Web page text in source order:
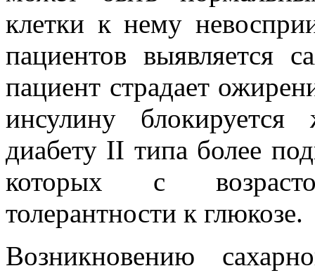
клетки к нему
пациентов выявляется
пациент страдает
инсулину
диабету II типа более
которых с
толерантности к глюкозе.
Возникновению